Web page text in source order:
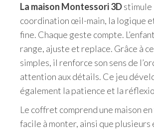
La maison Montessori 3Dstimule
coordination œil-main, la logique
fine. Chaque geste compte.
range, ajuste et replace. Grâce à
simples, il renforce son sens de
attention aux détails. Ce jeu
également la patience et la
Le coffret comprend une maison
facile à monter, ainsi que plusieurs